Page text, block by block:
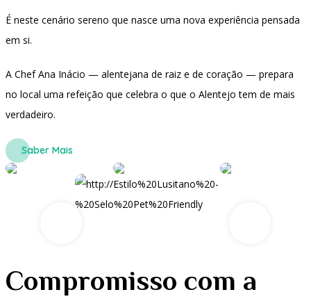
É neste cenário sereno que nasce uma nova experiência pensada
em si.
A Chef Ana Inácio — alentejana de raiz e de coração — prepara
no local uma refeição que celebra o que o Alentejo tem de mais
verdadeiro.
Saber Mais
Compromisso com a